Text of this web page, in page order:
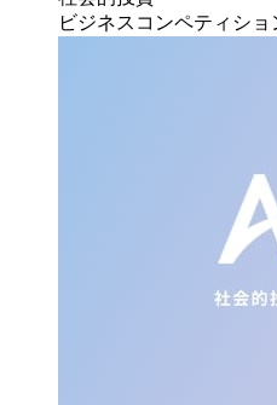
ビジネスコンペティショ